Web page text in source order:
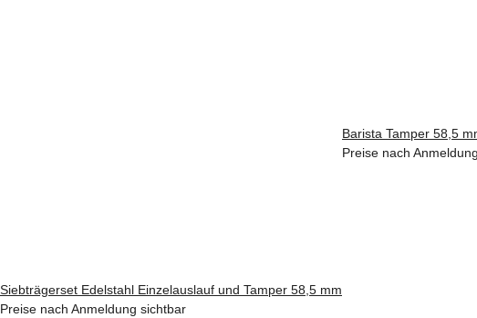
Siebträgerset Edelstahl Einzelauslauf und Tamper 58,5 mm
Preise nach Anmeldung sichtbar
Barista Tamper 58,5
Preise nach